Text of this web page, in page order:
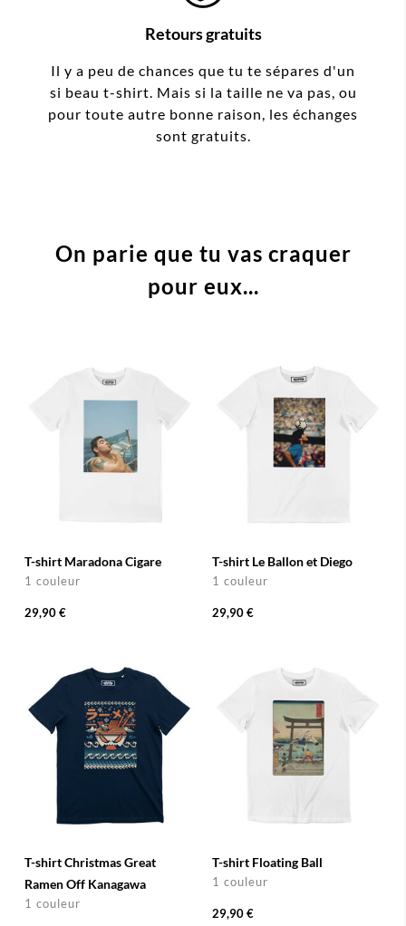
Retours gratuits
Il y a peu de chances que tu te sépares d'un
si beau t-shirt. Mais si la taille ne va pas, ou
pour toute autre bonne raison, les échanges
sont gratuits.
On parie que tu vas craquer
pour eux...
T-shirt Maradona Cigare
1 couleur
29,90 €
T-shirt Le Ballon et Diego
1 couleur
29,90 €
T-shirt Christmas Great
Ramen Off Kanagawa
1 couleur
T-shirt Floating Ball
1 couleur
29,90 €